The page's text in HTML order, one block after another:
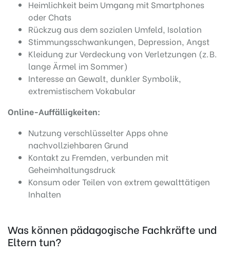
Heimlichkeit beim Umgang mit Smartphones
oder Chats
Rückzug aus dem sozialen Umfeld, Isolation
Stimmungsschwankungen, Depression, Angst
Kleidung zur Verdeckung von Verletzungen (z. B.
lange Ärmel im Sommer)
Interesse an Gewalt, dunkler Symbolik,
extremistischem Vokabular
Online-Auffälligkeiten:
Nutzung verschlüsselter Apps ohne
nachvollziehbaren Grund
Kontakt zu Fremden, verbunden mit
Geheimhaltungsdruck
Konsum oder Teilen von extrem gewalttätigen
Inhalten
Was können pädagogische Fachkräfte und
Eltern tun?